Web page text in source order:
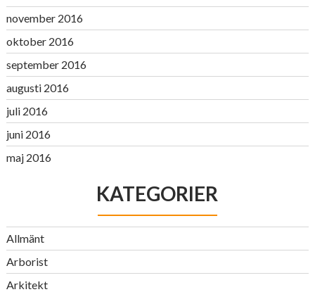
november 2016
oktober 2016
september 2016
augusti 2016
juli 2016
juni 2016
maj 2016
KATEGORIER
Allmänt
Arborist
Arkitekt